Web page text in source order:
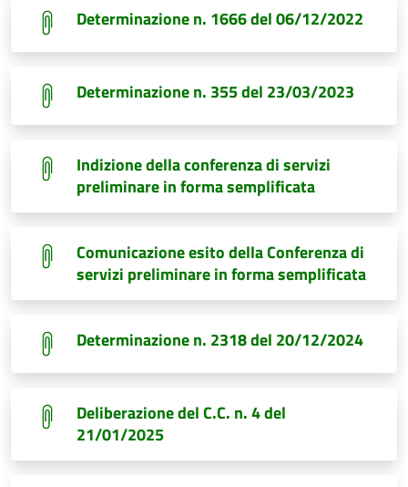
Determinazione n. 1666 del 06/12/2022
Determinazione n. 355 del 23/03/2023
Indizione della conferenza di servizi
preliminare in forma semplificata
Comunicazione esito della Conferenza di
servizi preliminare in forma semplificata
Determinazione n. 2318 del 20/12/2024
Deliberazione del C.C. n. 4 del
21/01/2025